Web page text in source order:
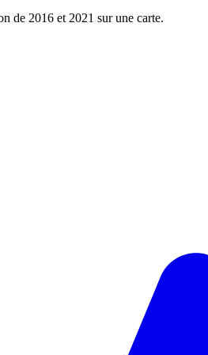
de 2016 et 2021 sur une carte.